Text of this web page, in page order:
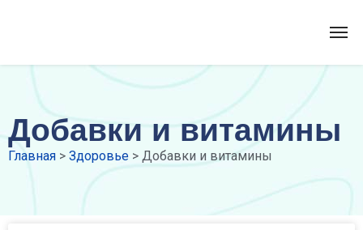
Добавки и витамины
Главная > Здоровье > Добавки и витамины